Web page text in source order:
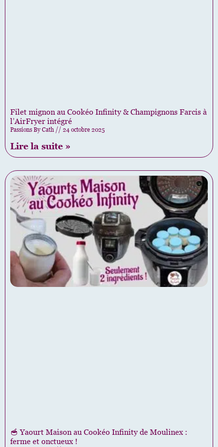
Filet mignon au Cookéo Infinity & Champignons Farcis à
l’AirFryer intégré
Passions By Cath 24 octobre 2025
Lire la suite »
🥣 Yaourt Maison au Cookéo Infinity de Moulinex :
ferme et onctueux !